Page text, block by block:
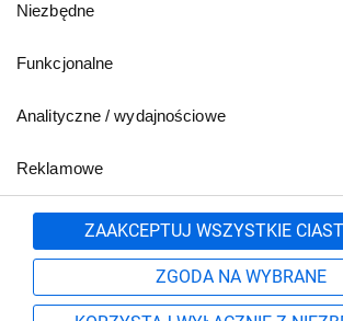
zgody
Niezbędne
Funkcjonalne
Analityczne / wydajnościowe
Reklamowe
ZAAKCEPTUJ WSZYSTKIE
ZGODA NA WYBRANE
801 500 700 lub
71 37 61
Formularz kontaktowy